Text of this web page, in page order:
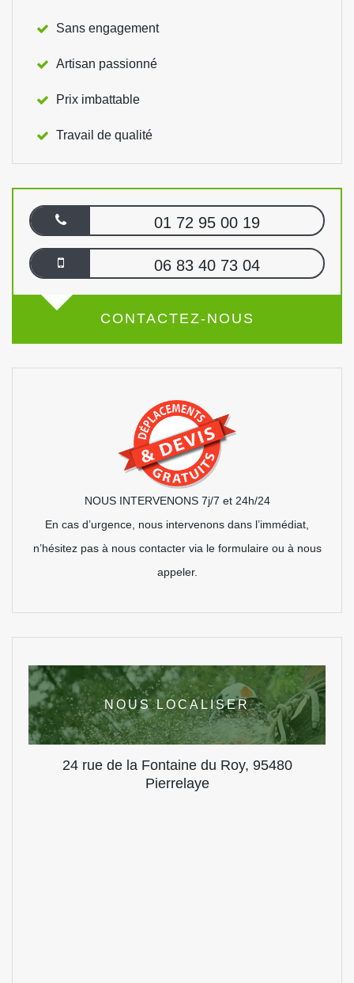
Sans engagement
Artisan passionné
Prix imbattable
Travail de qualité
01 72 95 00 19
06 83 40 73 04
CONTACTEZ-NOUS
NOUS INTERVENONS 7j/7 et 24h/24
En cas d’urgence, nous intervenons dans l’immédiat,
n’hésitez pas à nous contacter via le formulaire ou à nous
appeler.
NOUS LOCALISER
24 rue de la Fontaine du Roy, 95480
Pierrelaye